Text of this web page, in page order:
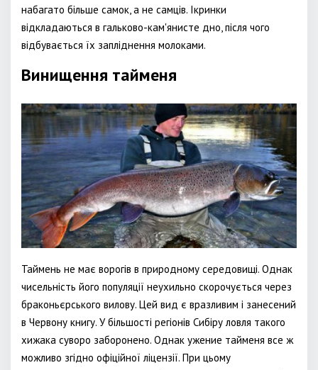
набагато більше самок, а не самців. Ікринки
відкладаються в гальково-кам'янисте дно, після чого
відбувається їх запліднення молоками.
Винищення тайменя
Таймень не має ворогів в природному середовищі. Однак
чисельність його популяції неухильно скорочується через
браконьєрського вилову. Цей вид є вразливим і занесений
в Червону книгу. У більшості регіонів Сибіру ловля такого
хижака суворо заборонено. Однак ужение тайменя все ж
можливо згідно офіційної ліцензії. При цьому